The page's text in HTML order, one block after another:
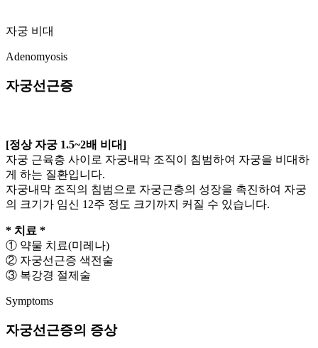
자궁 비대
Adenomyosis
자궁선근증
[정상 자궁 1.5~2배 비대]
자궁 근육층 사이로 자궁내막 조직이 침범하여 자궁을 비대하
게 하는 질환입니다.
자궁내막 조직의 침범으로 자궁근층의 성장을 촉진하여 자궁
의 크기가 임신 12주 정도 크기까지 커질 수 있습니다.
* 치료 *
① 약물 치료(미레나)
② 자궁선근증 색전술
③ 복강경 절제술
Symptoms
자궁선근증의 증상